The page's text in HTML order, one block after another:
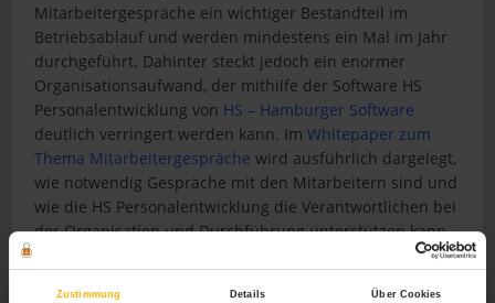
Zustimmung Details Über Cookies
Mitarbeitergespräche ein wichtiger Bestandteil im
Betriebsablauf und werden mindestens ein Mal im Jahr
durchgeführt. Dahinter steckt jedoch ein enormer
Organisationsaufwand, der mithilfe der Software HS
Personalentwicklung von HS – Hamburger Software
deutlich verringert werden kann. ImWhitepaper zum
Thema Mitarbeitergesprächewird ausführlich dargelegt,
wie notwendig Gespräche mit den Mitarbeitern sind und
wie die HS Personalentwicklung die Verantwortlichen bei
der Organisation und Durchführung unterstützen kann.